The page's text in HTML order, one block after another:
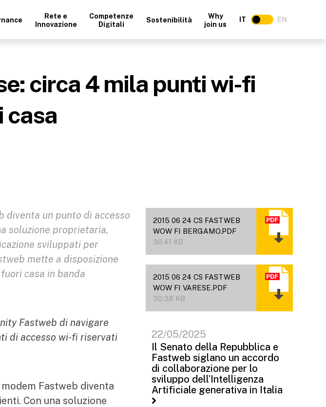
Rete e
Innovazione
Competenze
Digitali
Sostenibilità
Why
join us
IT EN
circa 4 mila punti wi-fi
casa
diventa un punto di accesso
soluzione proprietaria,
sviluppati per
mette a disposizione
casa in banda
Fastweb di navigare
di accesso wi-fi riservati
Fastweb diventa
Con una soluzione
2015 06 24 CS FASTWEB
WOW FI BERGAMO.PDF
30.41 KB
2015 06 24 CS FASTWEB
WOW FI VARESE.PDF
30.38 KB
22/05/2025
Il Senato della Repubblica e
Fastweb siglano un accordo
di collaborazione per lo
sviluppo dell’Intelligenza
Artificiale generativa in Italia